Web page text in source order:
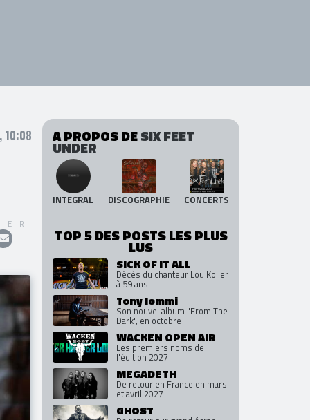
10:08 A PROPOS DESIX FEET
UNDER
INTEGRAL DISCOGRAPHIE CONCERTS
TOP 5 DES POSTS LES PLUS
LUS
SICK OF IT ALL
Décès du chanteur Lou Koller
à 59 ans
Tony Iommi
Son nouvel album "From The
Dark", en octobre
WACKEN OPEN AIR
Les premiers noms de
l'édition 2027
MEGADETH
De retour en France en mars
et avril 2027
GHOST